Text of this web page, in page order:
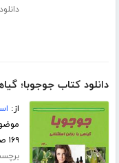
دانلود کتاب جوجوبا؛
از:
۱۶۹ صفحه